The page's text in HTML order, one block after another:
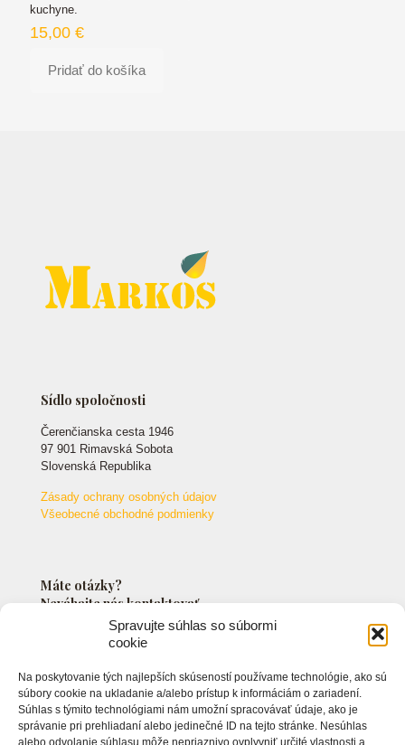
Spravujte súhlas so súbormi
cookie
Na poskytovanie tých najlepších skúseností používame technológie, ako sú
súbory cookie na ukladanie a/alebo prístup k informáciám o zariadení.
Súhlas s týmito technológiami nám umožní spracovávať údaje, ako je
správanie pri prehliadaní alebo jedinečné ID na tejto stránke. Nesúhlas
alebo odvolanie súhlasu môže nepriaznivo ovplyvniť určité vlastnosti a
kuchyne.
15,00 €
Pridať do košíka
Sídlo spoločnosti
Čerenčianska cesta 1946
97 901 Rimavská Sobota
Slovenská Republika
Zásady ochrany osobných údajov
Všeobecné obchodné podmienky
Máte otázky?
Neváhajte nás kontaktovať.
+421 903 549 042
info@markossro.sk